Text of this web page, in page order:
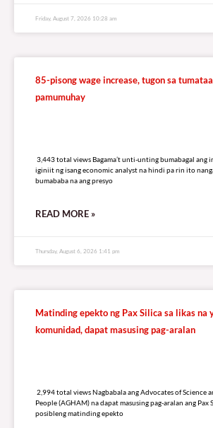
Friday, August 7, 2026 10:28 am
85-pisong wage increase, tugon sa
pamumuhay
3,443 total views Bagama’t unti-unting bumabagal ang
iginiit ng isang economic analyst na hindi pa rin ito
bumababa na ang presyo
READ MORE »
Thursday, August 6, 2026 1:41 pm
Matinding epekto ng Pax Silica sa likas na
komunidad, dapat masusing pag-aralan
2,994 total views Nagbabala ang Advocates of Science
People (AGHAM) na dapat masusing pag-aralan ang Pax
posibleng matinding epekto